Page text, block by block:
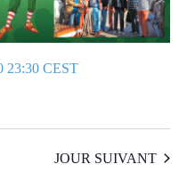
23:30 CEST
JOUR SUIVANT